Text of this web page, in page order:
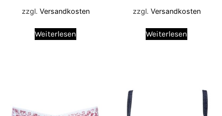
zzgl. Versandkosten
Weiterlesen
zzgl. Versandkosten
Weiterlesen